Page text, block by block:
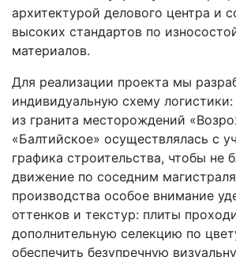
архитектурой делового центра и
высоких стандартов по
материалов.
Для реализации проекта мы
индивидуальную схему логистики:
из гранита месторождений
«Балтийское» осуществлялась с
графика строительства, чтобы не
движение по соседним
производства особое внимание
оттенков и текстур: плиты
дополнительную селекцию по
обеспечить безупречную